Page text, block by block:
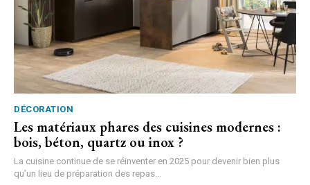
DÉCORATION
Les matériaux phares des cuisines modernes :
bois, béton, quartz ou inox ?
La cuisine continue de se réinventer en 2025 pour devenir bien plus
qu’un lieu de préparation des repas...